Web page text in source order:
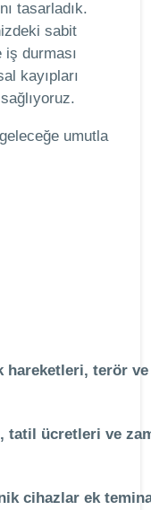
tasarladık.
sabit
durması
kayıpları
umutla
hareketleri, terör
tatil ücretleri ve
cihazlar ek